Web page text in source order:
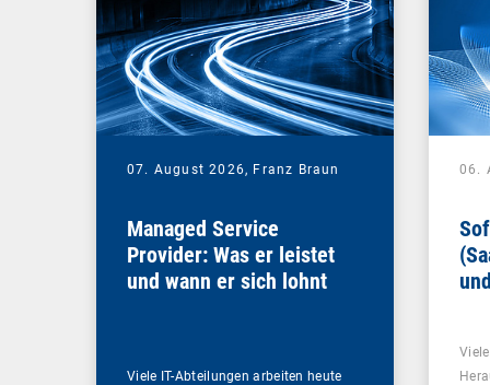
07. August 2026, Franz Braun
Managed Service
Provider: Was er leistet
und wann er sich lohnt
Viele IT-Abteilungen arbeiten heute
06.